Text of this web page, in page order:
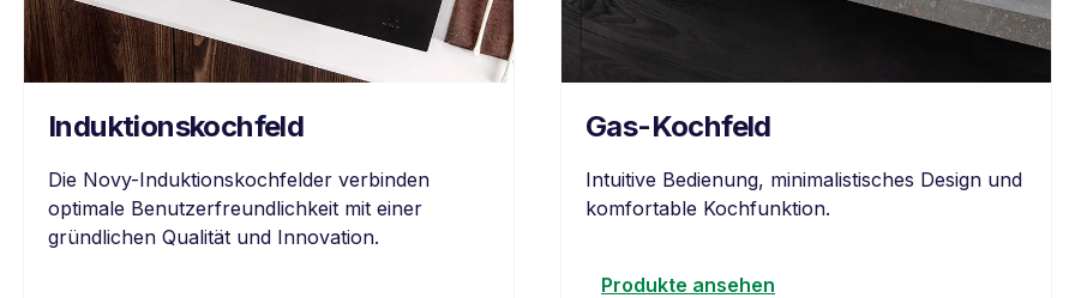
Induktionskochfeld
Die Novy-Induktionskochfelder verbinden
optimale Benutzerfreundlichkeit mit einer
gründlichen Qualität und Innovation.
Gas-Kochfeld
Intuitive Bedienung, minimalistisches Design und
komfortable Kochfunktion.
Produkte ansehen